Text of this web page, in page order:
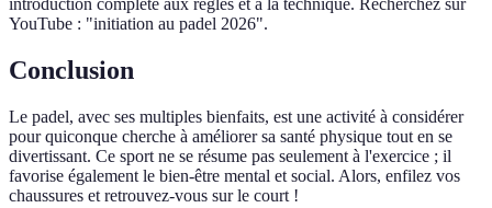
YouTube : "initiation au padel 2026".
Conclusion
Le padel, avec ses multiples bienfaits, est une activité à considérer
pour quiconque cherche à améliorer sa santé physique tout en se
divertissant. Ce sport ne se résume pas seulement à l'exercice ; il
favorise également le bien-être mental et social. Alors, enfilez vos
chaussures et retrouvez-vous sur le court !